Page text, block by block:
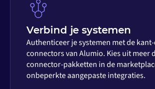
Verbind je systemen
Authenticeer je systemen met de
connectors van Alumio. Kies uit meer
connector-pakketten in de
onbeperkte aangepaste integraties.